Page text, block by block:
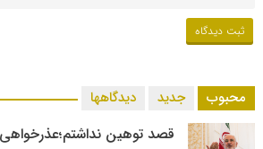
محبوب جدید دیدگاهها
قصد توهین